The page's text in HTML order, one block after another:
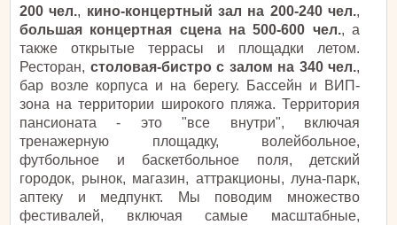
200 чел., кино-концертный зал на 200-240 чел.,
большая концертная сцена на 500-600 чел., а
также открытые террасы и площадки летом.
Ресторан, столовая-бистро с залом на 340 чел.,
бар возле корпуса и на берегу. Бассейн и ВИП-
зона на территории широкого пляжа. Территория
пансионата - это "все внутри", включая
тренажерную площадку, волейбольное,
футбольное и баскетбольное поля, детский
городок, рынок, магазин, аттракционы, луна-парк,
аптеку и медпункт. Мы поводим множество
фестивалей, включая самые масштабные,